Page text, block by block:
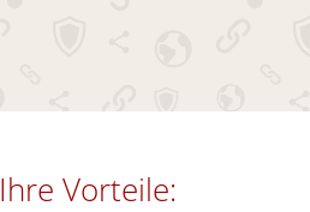
Ihre Vorteile: